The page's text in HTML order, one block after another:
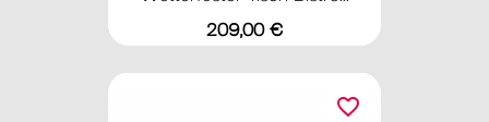
Preis
209,00 €
favorite_border